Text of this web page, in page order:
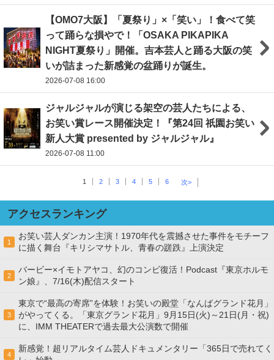
【OMO7大阪】「夏祭り」×「笑い」！食べて笑
って踊らな損やで！「OSAKA PIKAPIKA
NIGHT夏祭り」開催。吉本芸人と踊る大阪の笑
いが詰まった新感覚の盆踊りが誕生。
2026-07-08 16:00
ジャルジャルが演じる架空の芸人たちによる、
お笑い賞レース開催決定！『第24回 祇園お笑い
新人大賞 presented by ジャルジャル』
2026-07-08 11:00
1 2 3 4 5 6 次>
アクセスランキング
1
お笑い芸人ダンカン主演！1970年代を震撼させた事件をモチーフ
に描く舞台『キリシマサトル、青春の蹉跌』上演決定
2
バービー×イモトアヤコ、幻のコンビ復活！Podcast『東京ホルモ
ン娘』、7/16(木)配信スタート
3
東京で“最高の寄席”を体験！お笑いの殿堂「なんばグランド花月」
がやってくる。「東京グランド花月」9月15日(火)～21日(月・祝)
に、IMM THEATERで過去最大公演数で開催
4
新感覚！超リアルタイム芸人ドキュメンタリー「365日で売れてく